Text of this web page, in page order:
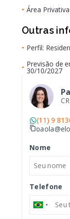
• Área Privativa
Outras
• Perfil:
• Previsão de
30/10/2027
(11) 9
Nome
Telefone